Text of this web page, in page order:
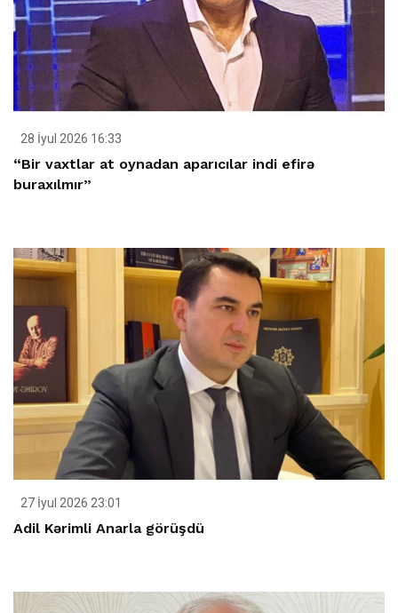
28 İyul 2026 16:33
“Bir vaxtlar at oynadan aparıcılar indi efirə
buraxılmır”
27 İyul 2026 23:01
Adil Kərimli Anarla görüşdü